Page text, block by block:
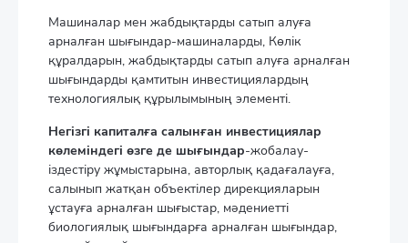
Машиналар мен жабдықтарды сатып алуға
арналған шығындар-машиналарды, Көлік
құралдарын, жабдықтарды сатып алуға арналған
шығындарды қамтитын инвестициялардың
технологиялық құрылымының элементі.
Негізгі капиталға салынған инвестициялар
көлеміндегі өзге де шығындар-жобалау-
іздестіру жұмыстарына, авторлық қадағалауға,
салынып жатқан объектілер дирекцияларын
ұстауға арналған шығыстар, мәдениетті
биологиялық шығындарға арналған шығындар,